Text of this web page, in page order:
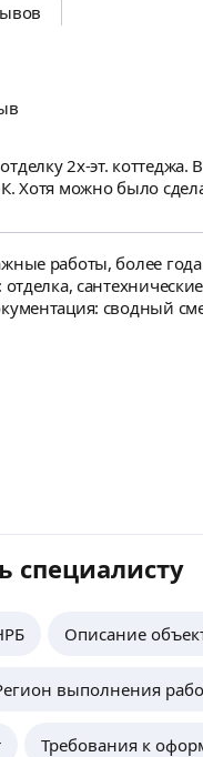
2х-эт.
Хотя можно было
работы, более
отделка,
сводный сметный
специалисту
Описание
выполнения
Требования к